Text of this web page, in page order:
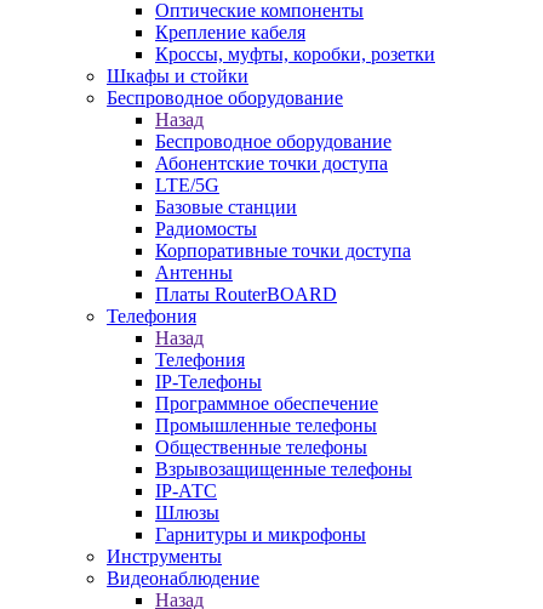
Оптические компоненты
Крепление кабеля
Кроссы, муфты, коробки, розетки
Шкафы и стойки
Беспроводное оборудование
Назад
Беспроводное оборудование
Абонентские точки доступа
LTE/5G
Базовые станции
Радиомосты
Корпоративные точки доступа
Антенны
Платы RouterBOARD
Телефония
Назад
Телефония
IP-Телефоны
Программное обеспечение
Промышленные телефоны
Общественные телефоны
Взрывозащищенные телефоны
IP-АТС
Шлюзы
Гарнитуры и микрофоны
Инструменты
Видеонаблюдение
Назад